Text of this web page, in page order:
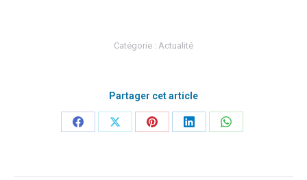
Catégorie : Actualité
Partager cet article
PartagerPartagerPartagerPartagerPartager